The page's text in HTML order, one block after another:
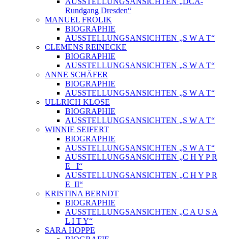
Rundgang Dresden“
MANUEL FROLIK
BIOGRAPHIE
AUSSTELLUNGSANSICHTEN „S W A T“
CLEMENS REINECKE
BIOGRAPHIE
AUSSTELLUNGSANSICHTEN „S W A T“
ANNE SCHÄFER
BIOGRAPHIE
AUSSTELLUNGSANSICHTEN „S W A T“
ULLRICH KLOSE
BIOGRAPHIE
AUSSTELLUNGSANSICHTEN „S W A T“
WINNIE SEIFERT
BIOGRAPHIE
AUSSTELLUNGSANSICHTEN „S W A T“
AUSSTELLUNGSANSICHTEN „C H Y P R
E_ I“
AUSSTELLUNGSANSICHTEN „C H Y P R
E_II“
KRISTINA BERNDT
BIOGRAPHIE
AUSSTELLUNGSANSICHTEN „C A U S A
L I T Y“
SARA HOPPE